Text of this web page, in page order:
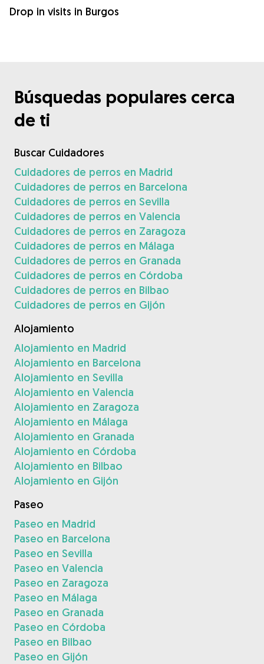
Drop in visits in Burgos
Búsquedas populares cerca
de ti
Buscar Cuidadores
Cuidadores de perros en Madrid
Cuidadores de perros en Barcelona
Cuidadores de perros en Sevilla
Cuidadores de perros en Valencia
Cuidadores de perros en Zaragoza
Cuidadores de perros en Málaga
Cuidadores de perros en Granada
Cuidadores de perros en Córdoba
Cuidadores de perros en Bilbao
Cuidadores de perros en Gijón
Alojamiento
Alojamiento en Madrid
Alojamiento en Barcelona
Alojamiento en Sevilla
Alojamiento en Valencia
Alojamiento en Zaragoza
Alojamiento en Málaga
Alojamiento en Granada
Alojamiento en Córdoba
Alojamiento en Bilbao
Alojamiento en Gijón
Paseo
Paseo en Madrid
Paseo en Barcelona
Paseo en Sevilla
Paseo en Valencia
Paseo en Zaragoza
Paseo en Málaga
Paseo en Granada
Paseo en Córdoba
Paseo en Bilbao
Paseo en Gijón